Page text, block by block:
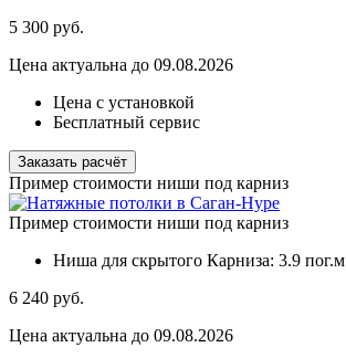
5 300 руб.
Цена актуальна до 09.08.2026
Цена с установкой
Бесплатный сервис
Заказать расчёт
Пример стоимости ниши под карниз
Пример стоимости ниши под карниз
Ниша для скрытого Карниза: 3.9 пог.м
6 240 руб.
Цена актуальна до 09.08.2026